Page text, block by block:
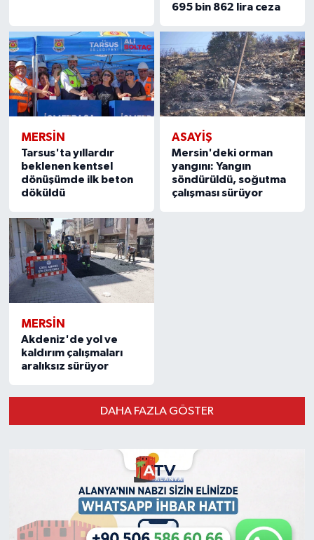
695 bin 862 lira ceza
MERSIN
Tarsus'ta yıllardır
beklenen kentsel
dönüşümde ilk beton
döküldü
ASAYİŞ
Mersin'deki orman
yangını: Yangın
söndürüldü, soğutma
çalışması sürüyor
MERSIN
Akdeniz'de yol ve
kaldırım çalışmaları
aralıksız sürüyor
DAHA FAZLA GÖSTER